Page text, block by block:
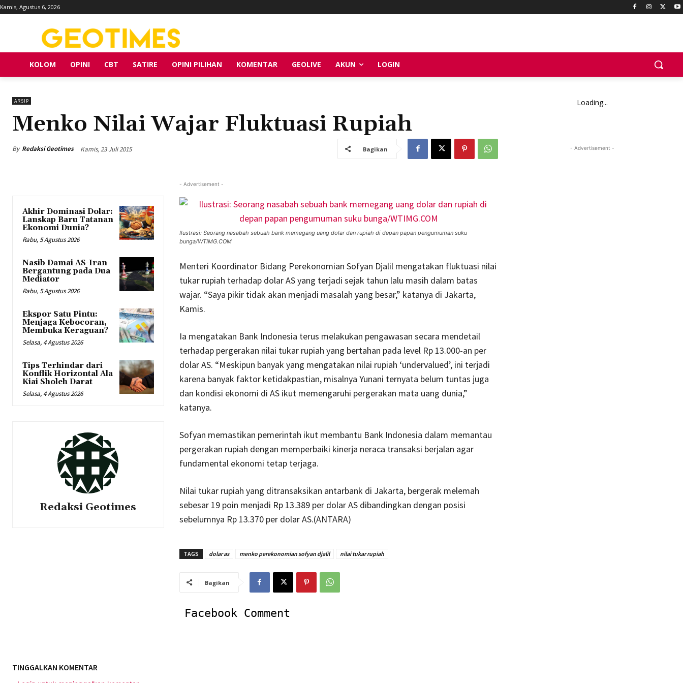
Kamis, Agustus 6, 2026
KOLOM OPINI CBT SATIRE OPINI PILIHAN KOMENTAR GEOLIVE AKUN LOGIN
ARSIP
Menko Nilai Wajar Fluktuasi Rupiah
By Redaksi Geotimes Kamis, 23 Juli 2015 Bagikan
Akhir Dominasi Dolar:
Lanskap Baru Tatanan
Ekonomi Dunia?
Rabu, 5 Agustus 2026
Nasib Damai AS-Iran
Bergantung pada Dua
Mediator
Rabu, 5 Agustus 2026
Ekspor Satu Pintu:
Menjaga Kebocoran,
Membuka Keraguan?
Selasa, 4 Agustus 2026
Tips Terhindar dari
Konflik Horizontal Ala
Kiai Sholeh Darat
Selasa, 4 Agustus 2026
Redaksi Geotimes
- Advertisement -
Ilustrasi: Seorang nasabah sebuah bank memegang uang dolar dan rupiah di depan papan pengumuman suku
bunga/WTIMG.COM
Menteri Koordinator Bidang Perekonomian Sofyan Djalil mengatakan fluktuasi nilai
tukar rupiah terhadap dolar AS yang terjadi sejak tahun lalu masih dalam batas
wajar. “Saya pikir tidak akan menjadi masalah yang besar,” katanya di Jakarta,
Kamis.
Ia mengatakan Bank Indonesia terus melakukan pengawasan secara mendetail
terhadap pergerakan nilai tukar rupiah yang bertahan pada level Rp 13.000-an per
dolar AS. “Meskipun banyak yang mengatakan nilai rupiah ‘undervalued’, ini terjadi
karena banyak faktor ketidakpastian, misalnya Yunani ternyata belum tuntas juga
dan kondisi ekonomi di AS ikut memengaruhi pergerakan mata uang dunia,”
katanya.
Sofyan memastikan pemerintah ikut membantu Bank Indonesia dalam memantau
pergerakan rupiah dengan memperbaiki kinerja neraca transaksi berjalan agar
fundamental ekonomi tetap terjaga.
Nilai tukar rupiah yang ditransaksikan antarbank di Jakarta, bergerak melemah
sebesar 19 poin menjadi Rp 13.389 per dolar AS dibandingkan dengan posisi
sebelumnya Rp 13.370 per dolar AS.(ANTARA)
TAGS dolar as menko perekonomian sofyan djalil nilai tukar rupiah
Bagikan
Facebook Comment
TINGGALKAN KOMENTAR
Loading...
- Advertisement -